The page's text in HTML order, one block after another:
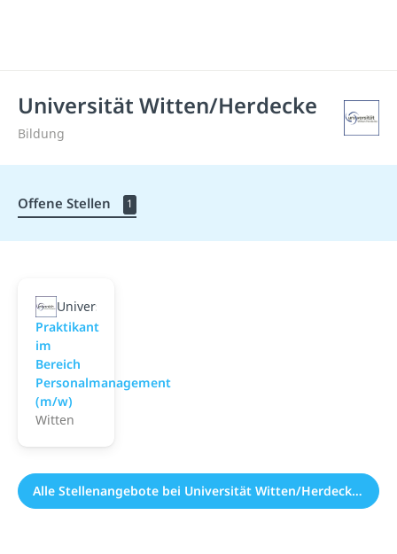
Universität Witten/Herdecke
Bildung
Offene Stellen 1
Universität Witten/Herdecke
Praktikant
im
Bereich
Personalmanagement
(m/w)
Witten
Alle Stellenangebote bei Universität Witten/Herdecke (1)